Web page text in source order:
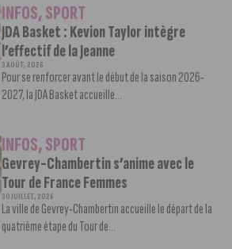
INFOS,SPORT
JDA Basket : Kevion Taylor intègre
l’effectif de la Jeanne
3 AOÛT, 2026
Pour se renforcer avant le début de la saison 2026-
2027, la JDA Basket accueille...
INFOS,SPORT
Gevrey-Chambertin s’anime avec le
Tour de France Femmes
30 JUILLET, 2026
La ville de Gevrey-Chambertin accueille le départ de la
quatrième étape du Tour de...